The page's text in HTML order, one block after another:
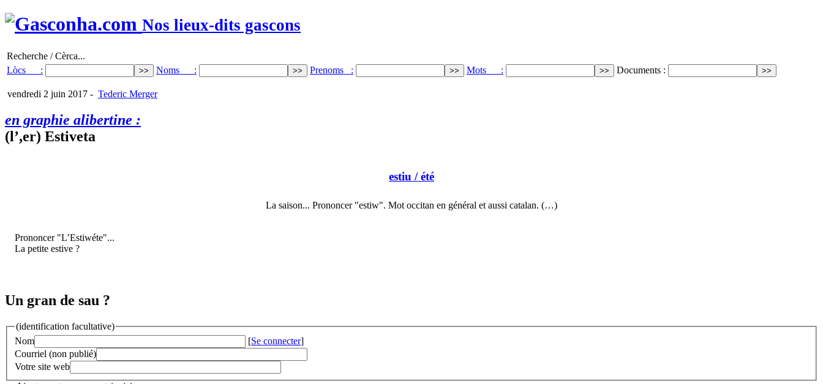
Nos lieux-dits gascons
Recherche / Cèrca...
Lòcs :
Noms : Prenoms : Mots : Documents :
vendredi 2 juin 2017 - Tederic Merger
en graphie alibertine :
(l’,er) Estiveta
estiu / été
La saison... Prononcer "estiw". Mot occitan en général et aussi catalan. (…)
Prononcer "L’Estiwéte"...
La petite estive ?
Un gran de sau ?
(identification facultative)
Nom
[Se connecter]
Courriel (non publié)
Votre site web